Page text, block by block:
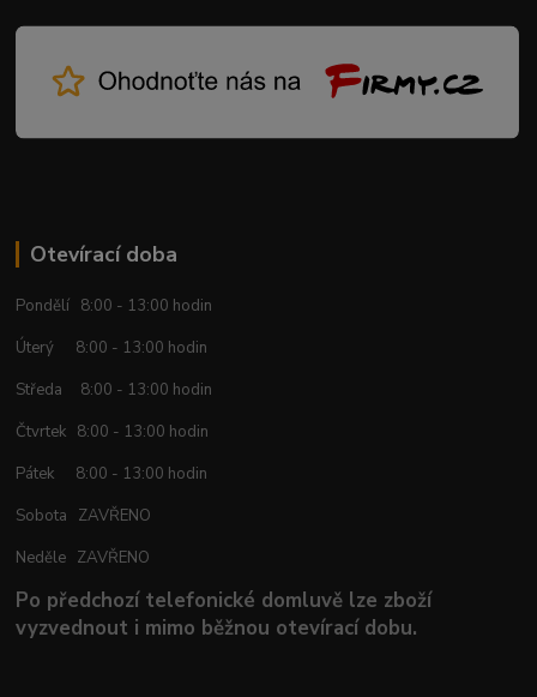
Otevírací doba
Pondělí 8:00 - 13:00 hodin
Úterý 8:00 - 13:00 hodin
Středa 8:00 - 13:00 hodin
Čtvrtek 8:00 - 13:00 hodin
Pátek 8:00 - 13:00 hodin
Sobota ZAVŘENO
Neděle ZAVŘENO
Po předchozí telefonické domluvě lze zboží
vyzvednout i mimo běžnou otevírací dobu.